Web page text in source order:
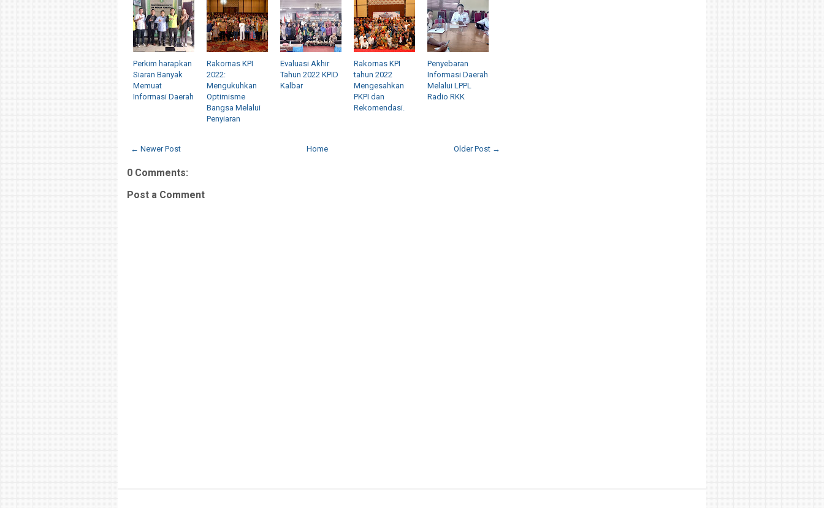
Perkim harapkan
Siaran Banyak
Memuat
Informasi Daerah
Rakornas KPI
2022:
Mengukuhkan
Optimisme
Bangsa Melalui
Penyiaran
Evaluasi Akhir
Tahun 2022 KPID
Kalbar
Rakornas KPI
tahun 2022
Mengesahkan
PKPI dan
Rekomendasi.
Penyebaran
Informasi Daerah
Melalui LPPL
Radio RKK
← Newer Post Older Post →
Home
0 Comments:
Post a Comment